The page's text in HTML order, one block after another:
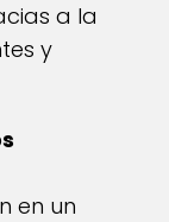
a la
y
en un